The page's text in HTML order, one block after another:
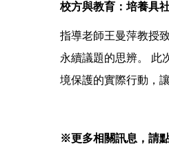
校方與教育：培養具
指導老師王曼萍教授
永續議題的思辨。 此
境保護的實際行動，
※更多相關訊息，請